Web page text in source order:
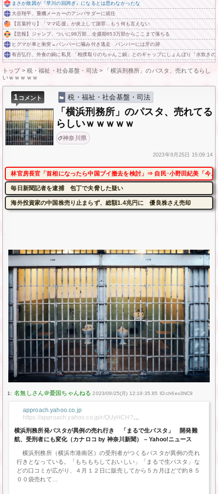
まさか敗因が『早川の回跨ぎ』になるとは思わなかったな
大谷翔平、重機メーカーのアンバサダーに就任
【言葉狩り】「ママ応援」が炎上して謝罪…もう何も言えない
【悲報】ジャンプ、ついに98万部…全盛期653万部からここまで落ちる
ヒグマが車と衝突→バンパーに噛み付き逃走 バンパーには牙の跡
有吉弘行、外食の鍋に私見 「相撲取りのちゃんこ鍋」とのギャップにしょんぼり「水炊き
トップ> 税・福祉・社会基盤・司法>
「横浜刑務所」のパスタ、売れてるらし
いｗｗｗｗｗ
1コメント 税・福祉・社会基盤・司法
「横浜刑務所」のパスタ、売れてる
らしいｗｗｗｗｗ
神奈川県
2023年9月25日 15:09:14
林官房長官「首相になったら中国ブイ撤去を検討」⇒ 自民･小野田紀美「今
毎日新聞記者を逮捕 包丁で夫脅した疑い
海外投資家の中国株売り止まらず、総額1.4兆円に 優良株さえ売却
1: 2023/09/25(月) 12:19:35.85 ID:ch6ex3NC9
approach.yahoo.co.jp
https://approach.yahoo.co.jp/r/QUyHCH?
f8c3bcf8990d8277&preview=auto
横浜刑務所発パスタが異例の売れ行き 「まるで生パスタ」 開発難
航、受刑者にも変化（カナロコ by 神奈川新聞） – Yahoo!ニュース
横浜刑務所（横浜市港南区）の受刑者がつくるパスタが異例の売れ
行きとなっている。「もちもちしておいしい」「まるで生パスタ」な
どの口コミが広がり、４月１２日に販売してから５カ月ほどで約８５
００袋売れて